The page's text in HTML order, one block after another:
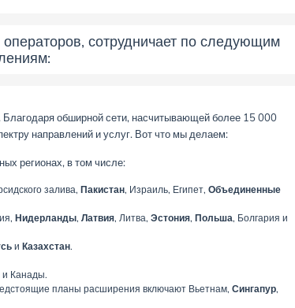
сотрудничает по следующим
обширной сети, насчитывающей более 15 000
направлений и услуг. Вот что мы делаем:
регионах, в том числе:
залива, Пакистан, Израиль, Египет, Объединенные
Нидерланды, Латвия, Литва, Эстония, Польша, Болгария и
и Казахстан.
и Канады.
планы расширения включают Вьетнам, Сингапур,